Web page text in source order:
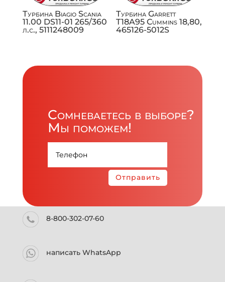
Турбина Biagio Scania
11.00 DS11-01 265/360
л.с., 5111248009
Турбина Garrett
T18A95 Cummins 18,80,
465126-5012S
Сомневаетесь в выборе?
Мы поможем!
Отправить
8-800-302-07-60
написать WhatsApp